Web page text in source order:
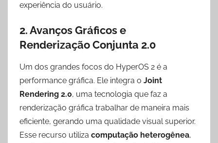
experiência do usuário.
2. Avanços Gráficos e
Renderização Conjunta 2.0
Um dos grandes focos do HyperOS 2 é a
performance gráfica. Ele integra o Joint
Rendering 2.0, uma tecnologia que faz a
renderização gráfica trabalhar de maneira mais
eficiente, gerando uma qualidade visual superior.
Esse recurso utiliza computação heterogênea,